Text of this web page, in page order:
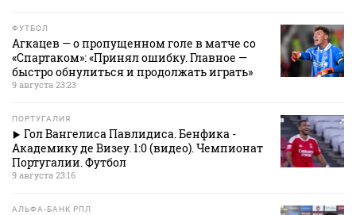
ФУТБОЛ
Агкацев — о пропущенном голе в матче со
«Спартаком»: «Принял ошибку. Главное —
быстро обнулиться и продолжать играть»
9 августа 23:23
ПОРТУГАЛИЯ
Гол Вангелиса Павлидиса. Бенфика -
Академику де Визеу. 1:0 (видео). Чемпионат
Португалии. Футбол
9 августа 23:16
АЛЬФА-БАНК РПЛ